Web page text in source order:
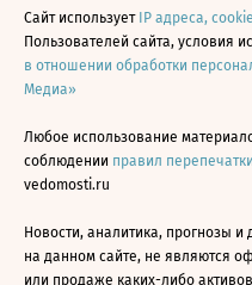
Сайт использует IP адреса,
Пользователей сайта, условия
в отношении обработки
Медиа»
Любое использование
соблюдении правил перепечатки
vedomosti.ru
Новости, аналитика, прогнозы
на данном сайте, не являются
или продаже каких-либо